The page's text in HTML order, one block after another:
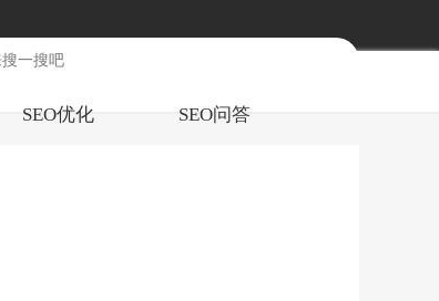
SEO优化 SEO问答